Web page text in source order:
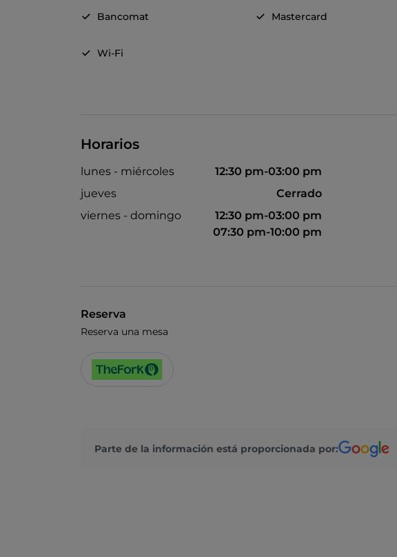
Bancomat Mastercard
Wi-Fi
Horarios
lunes - miércoles
12:30 pm-03:00 pm
jueves
Cerrado
viernes - domingo
12:30 pm-03:00 pm
07:30 pm-10:00 pm
Reserva
Reserva una mesa
Parte de la información está proporcionada por: